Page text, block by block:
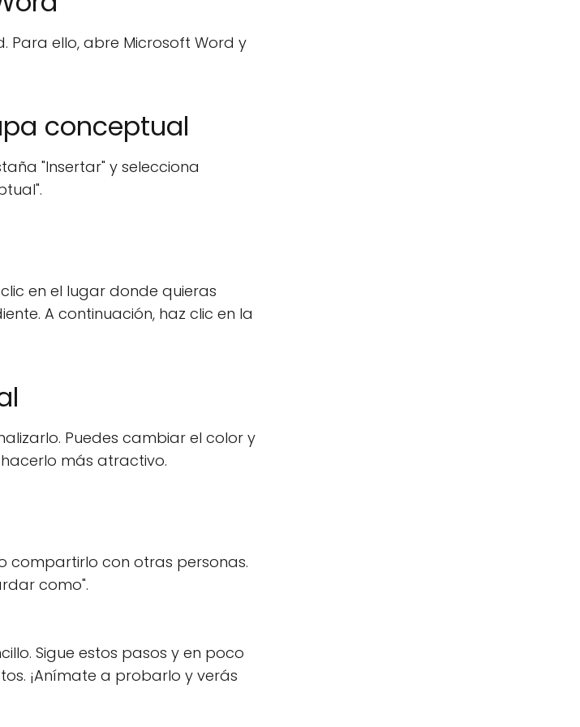
Para ello, abre Microsoft Word y
conceptual
"Insertar" y selecciona
en el lugar donde quieras
A continuación, haz clic en la
Puedes cambiar el color y
más atractivo.
compartirlo con otras personas.
como".
Sigue estos pasos y en poco
¡Anímate a probarlo y verás